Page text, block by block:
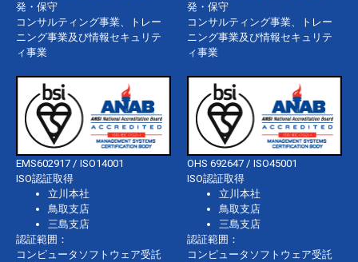
発・保守
コンサルティング事業、トレー
ニング事業及び情報セキュリテ
ィ事業
発・保守
コンサルティング事業、トレー
ニング事業及び情報セキュリテ
ィ事業
EMS602917 / ISO14001
ISO認証取得
立川本社
鳥取支店
三島支店
認証範囲：
コンピュータソフトウェア受託
OHS 692647 / ISO45001
ISO認証取得
立川本社
鳥取支店
三島支店
認証範囲：
コンピュータソフトウェア受託